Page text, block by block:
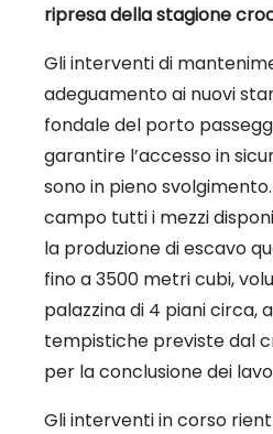
ripresa della stagione
Gli interventi di
adeguamento ai nuovi
fondale del porto
garantire l’accesso in
sono in pieno
campo tutti i mezzi
la produzione di escavo
fino a 3500 metri cubi,
palazzina di 4 piani circa,
tempistiche previste dal
per la conclusione dei
Gli interventi in corso